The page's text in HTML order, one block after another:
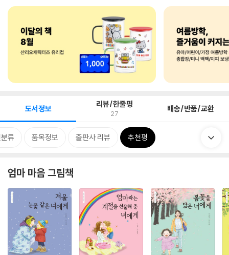
도서정보 리뷰/한줄평
27 배송/반품/교환
류 품목정보 출판사 리뷰 추천평
엄마 마음 그림책